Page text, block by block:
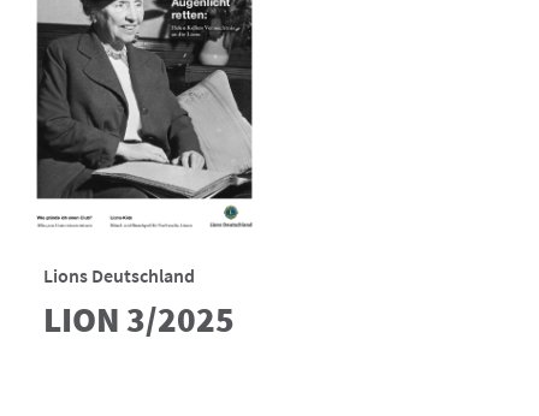
Lions Deutschland
LION 3/2025